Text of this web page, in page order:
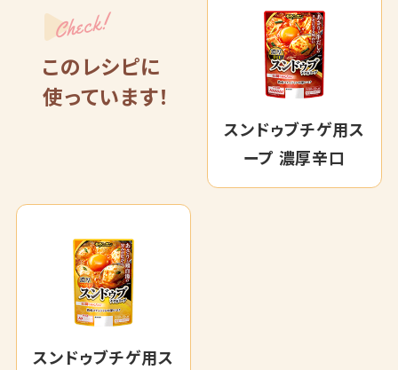
Check!
このレシピに
使っています！
スンドゥブチゲ用ス
ープ 濃厚辛口
スンドゥブチゲ用ス